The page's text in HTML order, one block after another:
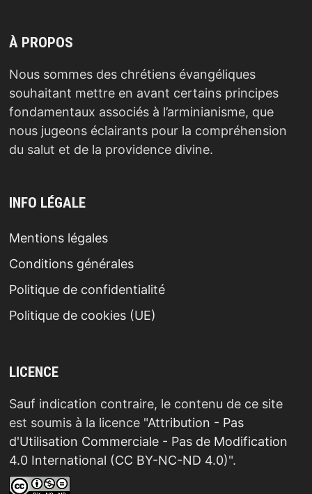
À PROPOS
Nous sommes des chrétiens évangéliques
souhaitant mettre en avant certains principes
fondamentaux associés à l’arminianisme, que
nous jugeons éclairants pour la compréhension
du salut et de la providence divine.
INFO LÉGALE
Mentions légales
Conditions générales
Politique de confidentialité
Politique de cookies (UE)
LICENCE
Sauf indication contraire, le contenu de ce site
est soumis à la licence "Attribution - Pas
d'Utilisation Commerciale - Pas de Modification
4.0 International (CC BY-NC-ND 4.0)".